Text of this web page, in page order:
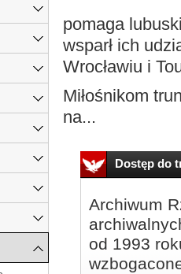
pomaga
wsparł ich
Wrocławiu i
Miłośnikom
na...
Dostęp do
Archiwum
od 1993